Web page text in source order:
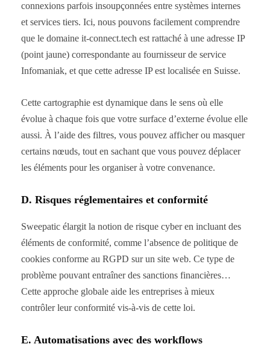
connexions parfois insoupçonnées entre systèmes internes
et services tiers. Ici, nous pouvons facilement comprendre
que le domaine it-connect.tech est rattaché à une adresse IP
(point jaune) correspondante au fournisseur de service
Infomaniak, et que cette adresse IP est localisée en Suisse.
Cette cartographie est dynamique dans le sens où elle
évolue à chaque fois que votre surface d’externe évolue elle
aussi. À l’aide des filtres, vous pouvez afficher ou masquer
certains nœuds, tout en sachant que vous pouvez déplacer
les éléments pour les organiser à votre convenance.
D. Risques réglementaires et conformité
Sweepatic élargit la notion de risque cyber en incluant des
éléments de conformité, comme l’absence de politique de
cookies conforme au RGPD sur un site web. Ce type de
problème pouvant entraîner des sanctions financières…
Cette approche globale aide les entreprises à mieux
contrôler leur conformité vis-à-vis de cette loi.
E. Automatisations avec des workflows